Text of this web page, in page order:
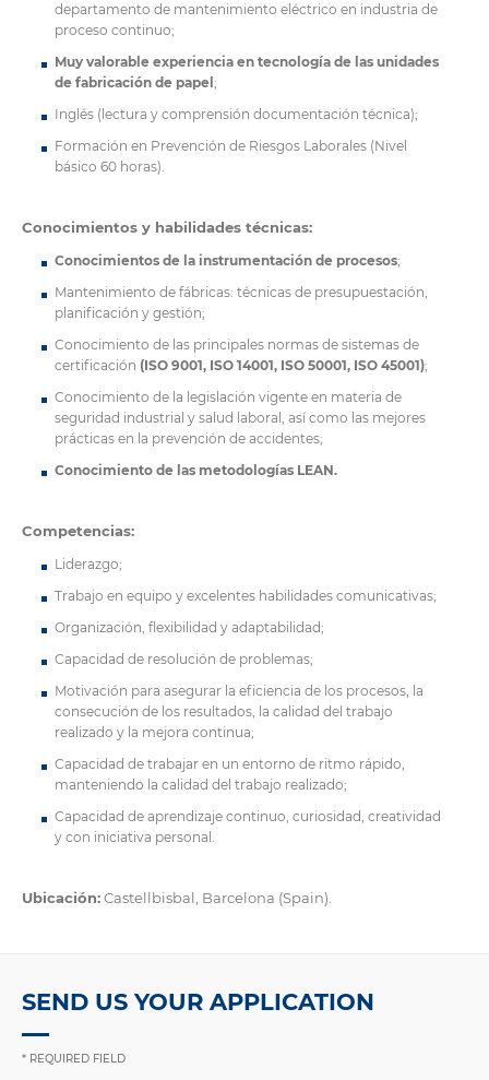
departamento de mantenimiento eléctrico en industria de
proceso continuo;
Muy valorable experiencia en tecnología de las unidades
de fabricación de papel;
Inglés (lectura y comprensión documentación técnica);
Formación en Prevención de Riesgos Laborales (Nivel
básico 60 horas).
Conocimientos y habilidades técnicas:
Conocimientos de la instrumentación de procesos;
Mantenimiento de fábricas: técnicas de presupuestación,
planificación y gestión;
Conocimiento de las principales normas de sistemas de
certificación (ISO 9001, ISO 14001, ISO 50001, ISO 45001);
Conocimiento de la legislación vigente en materia de
seguridad industrial y salud laboral, así como las mejores
prácticas en la prevención de accidentes;
Conocimiento de las metodologías LEAN.
Competencias:
Liderazgo;
Trabajo en equipo y excelentes habilidades comunicativas;
Organización, flexibilidad y adaptabilidad;
Capacidad de resolución de problemas;
Motivación para asegurar la eficiencia de los procesos, la
consecución de los resultados, la calidad del trabajo
realizado y la mejora continua;
Capacidad de trabajar en un entorno de ritmo rápido,
manteniendo la calidad del trabajo realizado;
Capacidad de aprendizaje continuo, curiosidad, creatividad
y con iniciativa personal.
Ubicación:Castellbisbal, Barcelona (Spain).
SEND US YOUR APPLICATION
* REQUIRED FIELD